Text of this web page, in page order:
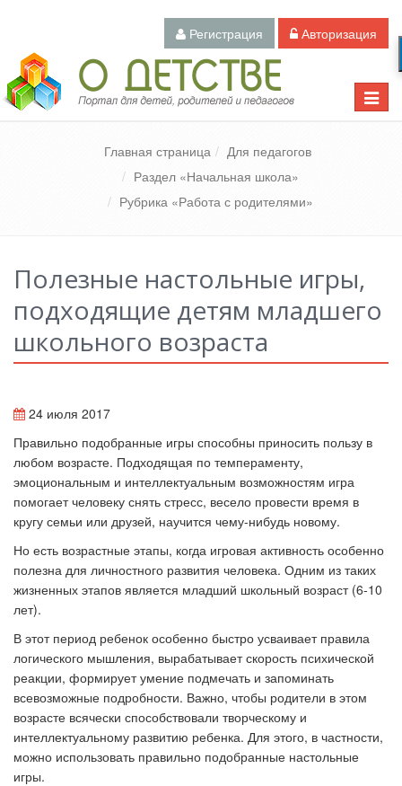
Регистрация Авторизация
Toggle
Педагогический портал «О детстве»
Главная страница
Для педагогов
Раздел «Начальная школа»
Рубрика «Работа с родителями»
Полезные настольные игры,
подходящие детям младшего
школьного возраста
24 июля 2017
Правильно подобранные игры способны приносить пользу в
любом возрасте. Подходящая по темпераменту,
эмоциональным и интеллектуальным возможностям игра
помогает человеку снять стресс, весело провести время в
кругу семьи или друзей, научится чему-нибудь новому.
Но есть возрастные этапы, когда игровая активность особенно
полезна для личностного развития человека. Одним из таких
жизненных этапов является младший школьный возраст (6-10
лет).
В этот период ребенок особенно быстро усваивает правила
логического мышления, вырабатывает скорость психической
реакции, формирует умение подмечать и запоминать
всевозможные подробности. Важно, чтобы родители в этом
возрасте всячески способствовали творческому и
интеллектуальному развитию ребенка. Для этого, в частности,
можно использовать правильно подобранные настольные
игры.